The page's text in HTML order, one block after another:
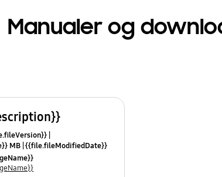
Manualer og
MB {{file.fileModifiedDate}}